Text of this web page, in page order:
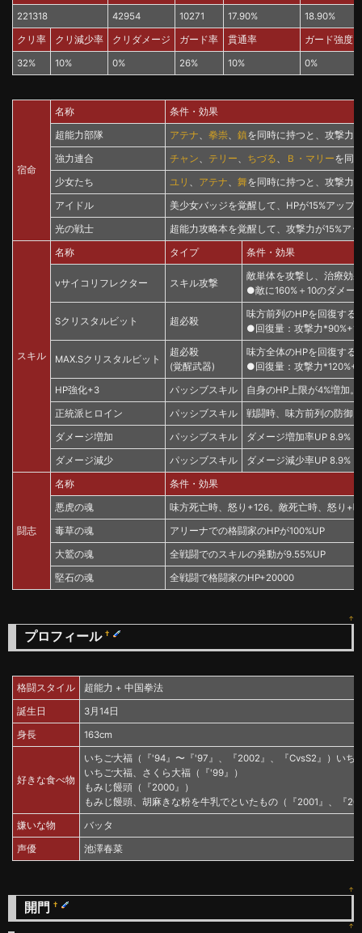
221318 42954 10271 17.90% 18.90%
クリ率 クリ減少率 クリダメージ ガード率 貫通率 ガード強度
32% 10% 0% 26% 10% 0%
宿命
名称 条件・効果
超能力部隊 アテナ、 拳崇、 鎮を同時に持つと、攻撃力
強力連合 チャン、 テリー、 ちづる、 Ｂ・マリーを同
少女たち ユリ 、 アテナ、 舞を同時に持つと、攻撃力
アイドル 美少女バッジを覚醒して、HPが15%アップ
光の戦士 超能力攻略本を覚醒して、攻撃力が15%ア
スキル
名称 タイプ 条件・効果
νサイコリフレクター スキル攻撃
敵単体を攻撃し、治療効
●敵に160%＋10のダメー
Sクリスタルビット 超必殺
味方前列のHPを回復する
●回復量：攻撃力
MAX.Sクリスタルビット
超必殺
(覚醒武器)
味方全体のHPを回復する
●回復量：攻撃力
HP強化+3 パッシブスキル 自身のHP上限が4%増加。
正統派ヒロイン パッシブスキル 戦闘時、味方前列の防御
ダメージ増加 パッシブスキル ダメージ増加率UP 8.9%
ダメージ減少 パッシブスキル ダメージ減少率UP 8.9%
闘志
名称 条件・効果
悪虎の魂 味方死亡時、怒り+126。敵死亡時、怒り+
毒草の魂 アリーナでの格闘家のHPが100%UP
大鷲の魂 全戦闘でのスキルの発動が9.55%UP
堅石の魂 全戦闘で格闘家のHP+20000
↑
プロフィール †
格闘スタイル 超能力 + 中国拳法
誕生日 3月14日
身長 163cm
好きな食べ物
いちご大福（『'94』〜『'97』、『2002』、『CvsS2』）いち
いちご大福、さくら大福（『'99』）
もみじ饅頭（『2000』）
もみじ饅頭、胡麻きな粉を牛乳でといたもの（『2001』、『
嫌いな物 バッタ
声優 池澤春菜
↑
開門 †
↑